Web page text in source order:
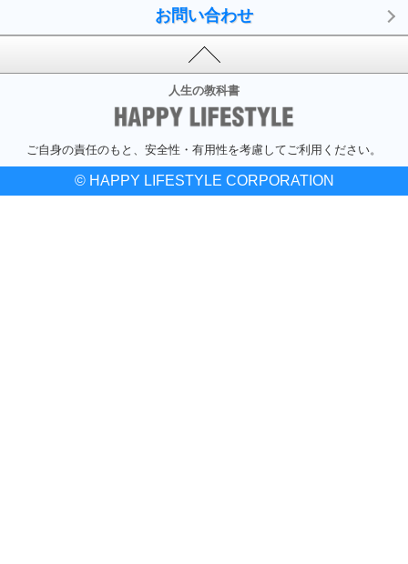
お問い合わせ
人生の教科書
ご自身の責任のもと、安全性・有用性を考慮してご利用ください。
© HAPPY LIFESTYLE CORPORATION